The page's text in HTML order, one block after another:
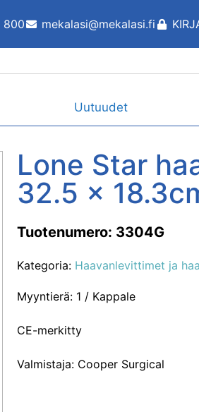
800 mekalasi@mekalasi.fi
Uutuudet
Lone Star
32.5 x
Tuotenumero: 3304G
Kategoria: Haavanlevittimet ja
Myyntierä: 1 / Kappale
CE-merkitty
Valmistaja: Cooper Surgical